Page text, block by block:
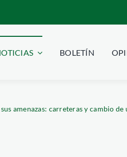
BOLETÍN
amenazas: carreteras y cambio de